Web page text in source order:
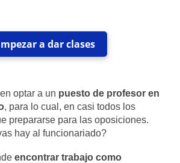
a dar clases
optar a un puesto de profesor en
, para lo cual, en casi todos los
prepararse para las oposiciones.
hay al funcionariado?
encontrar trabajo como